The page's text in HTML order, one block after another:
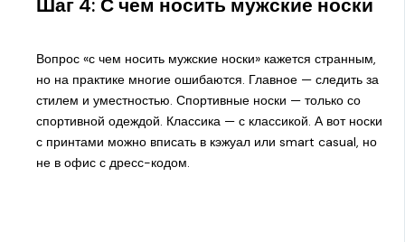
Шаг 4: С чем носить мужские носки
Вопрос «с чем носить мужские носки» кажется странным,
но на практике многие ошибаются. Главное — следить за
стилем и уместностью. Спортивные носки — только со
спортивной одеждой. Классика — с классикой. А вот носки
с принтами можно вписать в кэжуал или smart casual, но
не в офис с дресс-кодом.